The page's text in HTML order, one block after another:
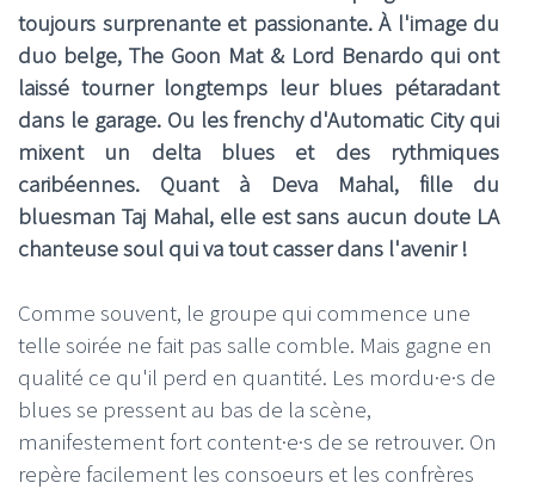
toujours surprenante et passionante. À l'image du
duo belge, The Goon Mat & Lord Benardo qui ont
laissé tourner longtemps leur blues pétaradant
dans le garage. Ou les frenchy d'Automatic City qui
mixent un delta blues et des rythmiques
caribéennes. Quant à Deva Mahal, fille du
bluesman Taj Mahal, elle est sans aucun doute LA
chanteuse soul qui va tout casser dans l'avenir !
Comme souvent, le groupe qui commence une
telle soirée ne fait pas salle comble. Mais gagne en
qualité ce qu'il perd en quantité. Les mordu·e·s de
blues se pressent au bas de la scène,
manifestement fort content·e·s de se retrouver. On
repère facilement les consoeurs et les confrères